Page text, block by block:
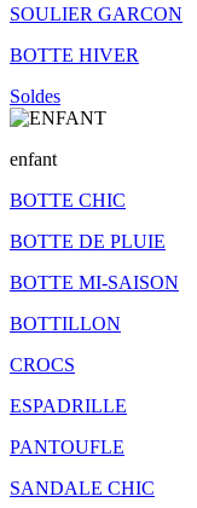
SOULIER GARCON
BOTTE HIVER
Soldes
enfant
BOTTE CHIC
BOTTE DE PLUIE
BOTTE MI-SAISON
BOTTILLON
CROCS
ESPADRILLE
PANTOUFLE
SANDALE CHIC